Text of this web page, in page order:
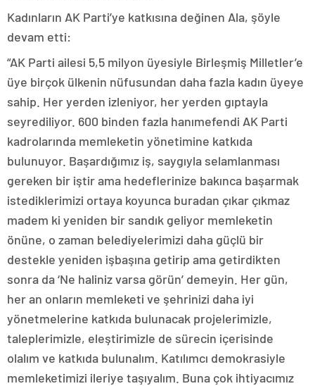
Kadınların AK Parti’ye katkısına değinen Ala, şöyle
devam etti:
“AK Parti ailesi 5,5 milyon üyesiyle Birleşmiş Milletler’e
üye birçok ülkenin nüfusundan daha fazla kadın üyeye
sahip. Her yerden izleniyor, her yerden gıptayla
seyrediliyor. 600 binden fazla hanımefendi AK Parti
kadrolarında memleketin yönetimine katkıda
bulunuyor. Başardığımız iş, saygıyla selamlanması
gereken bir iştir ama hedeflerinize bakınca başarmak
istediklerimizi ortaya koyunca buradan çıkar çıkmaz
madem ki yeniden bir sandık geliyor memleketin
önüne, o zaman belediyelerimizi daha güçlü bir
destekle yeniden işbaşına getirip ama getirdikten
sonra da ‘Ne haliniz varsa görün’ demeyin. Her gün,
her an onların memleketi ve şehrinizi daha iyi
yönetmelerine katkıda bulunacak projelerimizle,
taleplerimizle, eleştirimizle de sürecin içerisinde
olalım ve katkıda bulunalım. Katılımcı demokrasiyle
memleketimizi ileriye taşıyalım. Buna çok ihtiyacımız